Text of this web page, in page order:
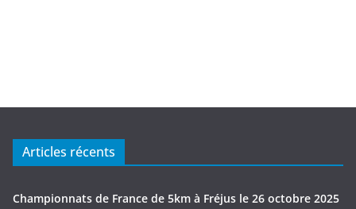
Articles récents
Championnats de France de 5km à Fréjus le 26 octobre 2025